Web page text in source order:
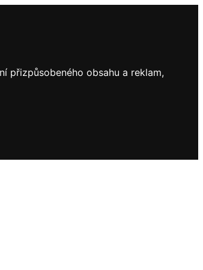
přizpůsobeného obsahu a reklam,